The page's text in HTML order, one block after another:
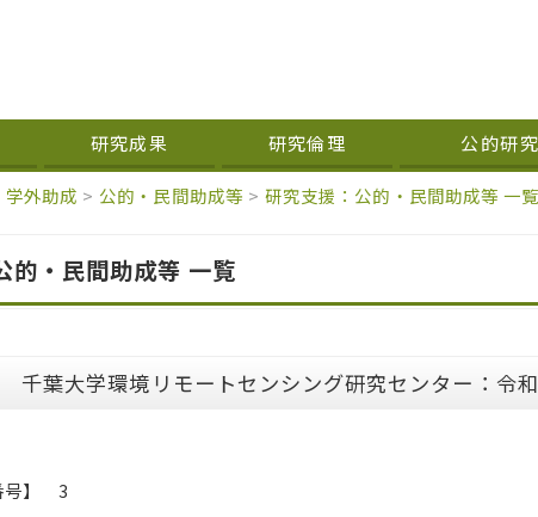
研究成果 研究倫理 公的研
学外助成 > 公的・民間助成等 > 研究支援：公的・民間助成等 一覧
的・民間助成等 一覧
千葉大学環境リモートセンシング研究センター：令
号】 3